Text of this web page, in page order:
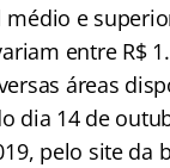
médio e
entre R$
áreas
dia 14 de
pelo site da